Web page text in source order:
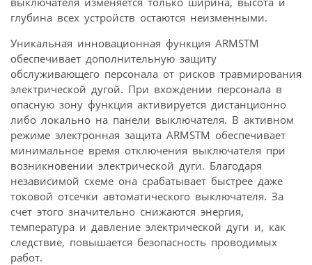
глубина всех устройств остаются неизменными.
Уникальная инновационная функция ARMSTM
обеспечивает дополнительную защиту
обслуживающего персонала от рисков травмирования
электрической дугой. При вхождении персонала в
опасную зону функция активируется дистанционно
либо локально на панели выключателя. В активном
режиме электронная защита ARMSTM обеспечивает
минимальное время отключения выключателя при
возникновении электрической дуги. Благодаря
независимой схеме она срабатывает быстрее даже
токовой отсечки автоматического выключателя. За
счет этого значительно снижаются энергия,
температура и давление электрической дуги и, как
следствие, повышается безопасность проводимых
работ.